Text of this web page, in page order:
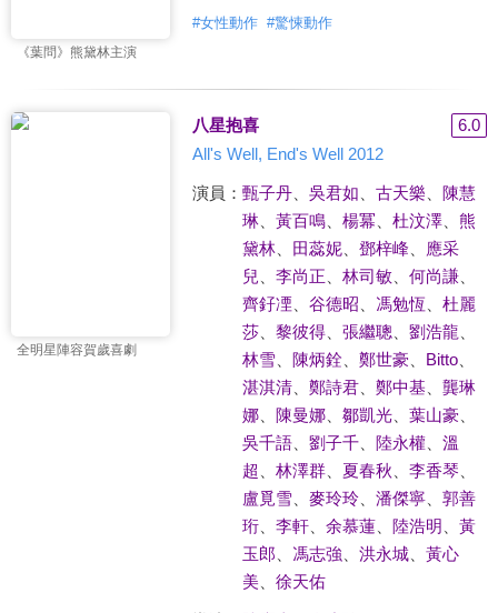
《葉問》熊黛林主演
#女性動作 #驚悚動作
全明星陣容賀歲喜劇
八星抱喜
6.0
All's Well, End's Well 2012
演員： 甄子丹、 吳君如 古天樂
陳慧
琳、 黃百鳴、 楊冪 杜汶澤、 熊
黛林、 田蕊妮、 鄧梓峰、
應采
兒
李尚正 林司敏、 何尚謙、
齊釨凐、 谷德昭 馮勉恆、 杜麗
莎、 黎彼得、 張繼聰 劉浩龍
林雪、 陳炳銓、 鄭世豪 Bitto、
湛淇清、 鄭詩君、 鄭中基、 龔琳
娜、 陳曼娜、 鄒凱光、 葉山豪
吳千語、 劉子千、 陸永權、 溫
超
林澤群、 夏春秋 李香琴
盧覓雪、 麥玲玲、 潘傑寧、 郭善
珩、 李軒、 余慕蓮、 陸浩明
黃
玉郎
馮志強 洪永城、 黃心
美、 徐天佑